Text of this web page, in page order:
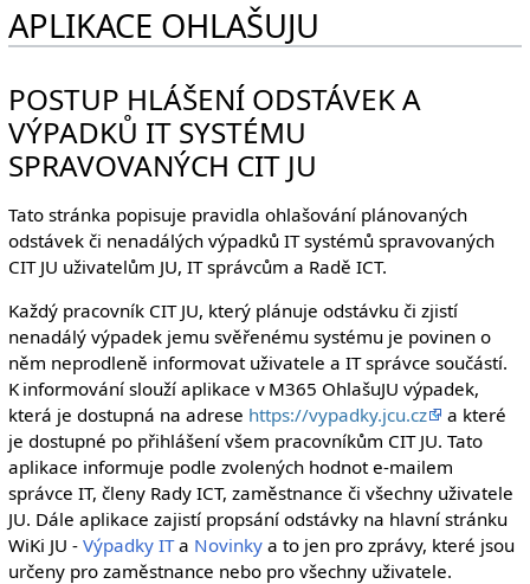
APLIKACE OHLAŠUJU
POSTUP HLÁŠENÍ ODSTÁVEK A
VÝPADKŮ IT SYSTÉMU
SPRAVOVANÝCH CIT JU
Tato stránka popisuje pravidla ohlašování plánovaných
odstávek či nenadálých výpadků IT systémů spravovaných
CIT JU uživatelům JU, IT správcům a Radě ICT.
Každý pracovník CIT JU, který plánuje odstávku či zjistí
nenadálý výpadek jemu svěřenému systému je povinen o
něm neprodleně informovat uživatele a IT správce součástí.
K informování slouží aplikace v M365 OhlašuJU výpadek,
která je dostupná na adrese https://vypadky.jcu.cz
a které
je dostupné po přihlášení všem pracovníkům CIT JU. Tato
aplikace informuje podle zvolených hodnot e-mailem
správce IT, členy Rady ICT, zaměstnance či všechny uživatele
JU. Dále aplikace zajistí propsání odstávky na hlavní stránku
WiKi JU - Výpadky ITa Novinkya to jen pro zprávy, které jsou
určeny pro zaměstnance nebo pro všechny uživatele.